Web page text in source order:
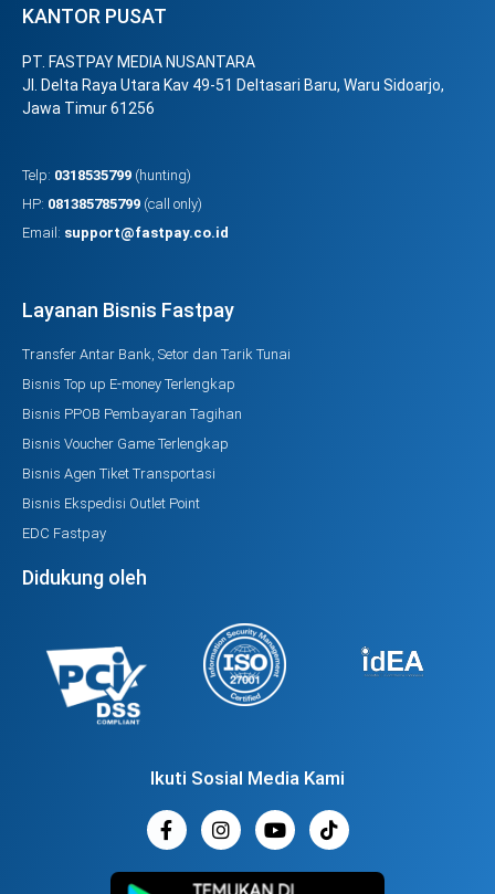
KANTOR PUSAT
PT. FASTPAY MEDIA NUSANTARA
Jl. Delta Raya Utara Kav 49-51 Deltasari Baru, Waru Sidoarjo,
Jawa Timur 61256
Telp: 0318535799 (hunting)
HP: 081385785799 (call only)
Email: support@fastpay.co.id
Layanan Bisnis Fastpay
Transfer Antar Bank, Setor dan Tarik Tunai
Bisnis Top up E-money Terlengkap
Bisnis PPOB Pembayaran Tagihan
Bisnis Voucher Game Terlengkap
Bisnis Agen Tiket Transportasi
Bisnis Ekspedisi Outlet Point
EDC Fastpay
Didukung oleh
Ikuti Sosial Media Kami